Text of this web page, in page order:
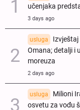
učenjaka
3 days ago
usluga
Omana; detalji i
moreuza
2 days ago
usluga
Milioni
osvetu za vođu